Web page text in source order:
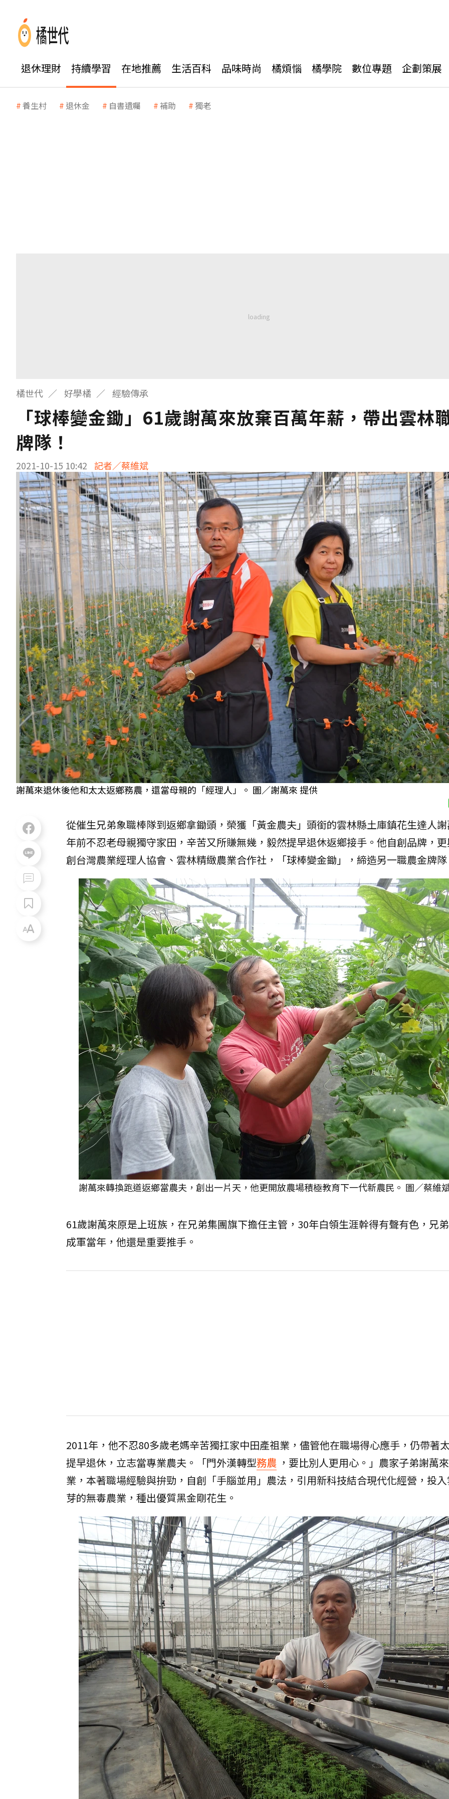
退休理財 持續學習 在地推薦 生活百科 品味時尚 橘煩惱 橘學院 數位專題 企劃策展
養生村 退休金 自書遺囑 補助 獨老
橘世代 好學橘 經驗傳承
「球棒變金鋤」61歲謝萬來放棄百萬年薪，帶出雲林
牌隊！
2021-10-15 10:42 記者／蔡維斌
謝萬來退休後他和太太返鄉務農，還當母親的「經理人」。 圖／謝萬來 提供
從催生兄弟象職棒隊到返鄉拿鋤頭，榮獲「黃金農夫」頭銜的雲林縣土庫鎮花生達人
年前不忍老母親獨守家田，辛苦又所賺無幾，毅然提早退休返鄉接手。他自創品牌，
創台灣農業經理人協會、雲林精緻農業合作社，「球棒變金鋤」，締造另一職農金牌
謝萬來轉換跑道返鄉當農夫，創出一片天，他更開放農場積極教育下一代新農民。 圖／蔡維
61歲謝萬來原是上班族，在兄弟集團旗下擔任主管，30年白領生涯幹得有聲有色，兄
成軍當年，他還是重要推手。
2011年，他不忍80多歲老媽辛苦獨扛家中田產祖業，儘管他在職場得心應手，仍帶著
提早退休，立志當專業農夫。「門外漢轉型務農 ，要比別人更用心。」農家子弟謝萬
業，本著職場經驗與拚勁，自創「手腦並用」農法，引用新科技結合現代化經營，投
芽的無毒農業，種出優質黑金剛花生。